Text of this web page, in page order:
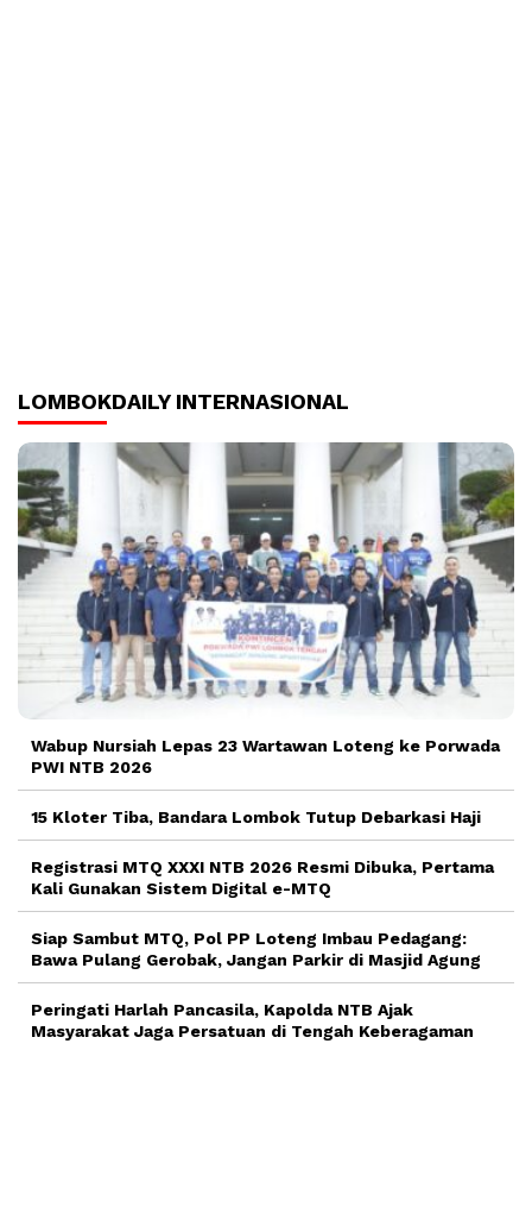
LOMBOKDAILY INTERNASIONAL
Wabup Nursiah Lepas 23 Wartawan Loteng ke Porwada
PWI NTB 2026
15 Kloter Tiba, Bandara Lombok Tutup Debarkasi Haji
Registrasi MTQ XXXI NTB 2026 Resmi Dibuka, Pertama
Kali Gunakan Sistem Digital e-MTQ
Siap Sambut MTQ, Pol PP Loteng Imbau Pedagang:
Bawa Pulang Gerobak, Jangan Parkir di Masjid Agung
Peringati Harlah Pancasila, Kapolda NTB Ajak
Masyarakat Jaga Persatuan di Tengah Keberagaman